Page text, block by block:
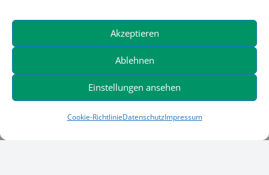
Akzeptieren
Ablehnen
Einstellungen ansehen
Cookie-RichtlinieDatenschutzImpressum
Telefon +49 (0) 21 33 / 28 48 70
Telefax +49 (0) 21 33 / 28 48 766
info@wbi-baumaschinen.de